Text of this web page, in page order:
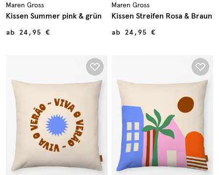
Maren Gross
Kissen Summer pink & grün
ab 24,95 €
Maren Gross
Kissen Streifen Rosa & Braun
ab 24,95 €